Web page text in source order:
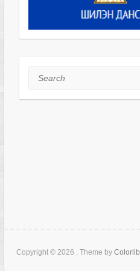
Search
Copyright © 2026 . Theme by Colorlib